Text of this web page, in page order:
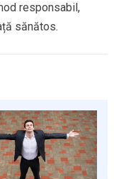
responsabil,
sănătos.